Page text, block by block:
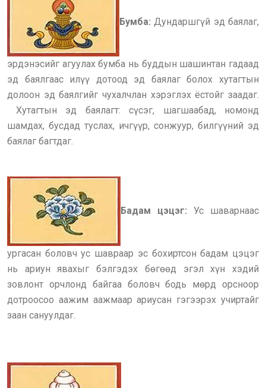
Бумба: Дундаршгүй эд баялаг,
эрдэнэсийг агуулах бумба нь буддын шашинтан гадаад
эд баялгаас илүү дотоод эд баялаг болох хутагтын
долоон эд баялгийг чухалчлан хэрэглэх ёстойг заадаг.
Хутагтын эд баялагт: сүсэг, шагшаабад, номонд
шамдах, бусдад туслах, ичгүүр, сонжуур, билгүүний эд
баялаг багтдаг.
Бадам цэцэг: Ус шаварнаас
ургасан боловч ус шавраар эс бохиртсон бадам цэцэг
нь ариун явахыг бэлгэдэх бөгөөд эгэл хүн хэдий
зовлонт орчлонд байгаа боловч бодь мөрд орсноор
дотроосоо аажим аажмаар ариусан гэгээрэх учиртайг
заан сануулдаг.